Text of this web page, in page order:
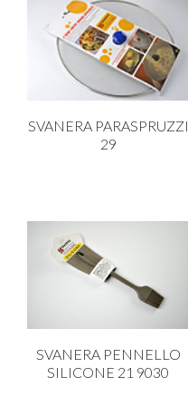
SVANERA PARASPRUZZI
29
SVANERA PENNELLO
SILICONE 21 9030